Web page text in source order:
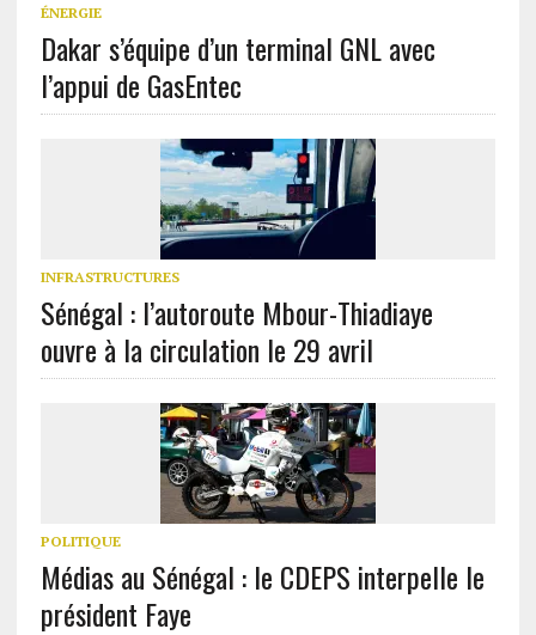
ÉNERGIE
Dakar s’équipe d’un terminal GNL avec
l’appui de GasEntec
INFRASTRUCTURES
Sénégal : l’autoroute Mbour-Thiadiaye
ouvre à la circulation le 29 avril
POLITIQUE
Médias au Sénégal : le CDEPS interpelle le
président Faye